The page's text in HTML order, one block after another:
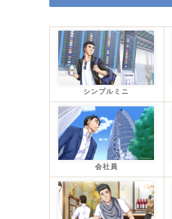
シンプルミニ
会社員